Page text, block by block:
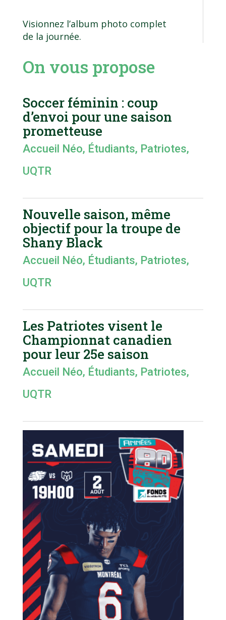
Visionnez l’album photo complet
de la journée.
On vous propose
Soccer féminin : coup
d’envoi pour une saison
prometteuse
Accueil Néo, Étudiants, Patriotes,
UQTR
Nouvelle saison, même
objectif pour la troupe de
Shany Black
Accueil Néo, Étudiants, Patriotes,
UQTR
Les Patriotes visent le
Championnat canadien
pour leur 25e saison
Accueil Néo, Étudiants, Patriotes,
UQTR